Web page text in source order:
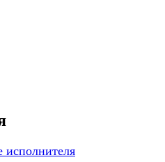
исполнителя